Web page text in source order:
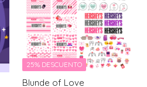
25% DESCUENTO
Blunde of Love